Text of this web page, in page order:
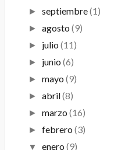
► septiembre(1)
► agosto (9)
► julio (11)
► junio (6)
► mayo (9)
► abril(8)
► marzo (16)
► febrero (3)
▼ enero (9)